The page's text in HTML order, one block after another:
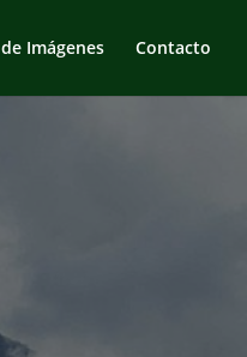
Imágenes Contacto